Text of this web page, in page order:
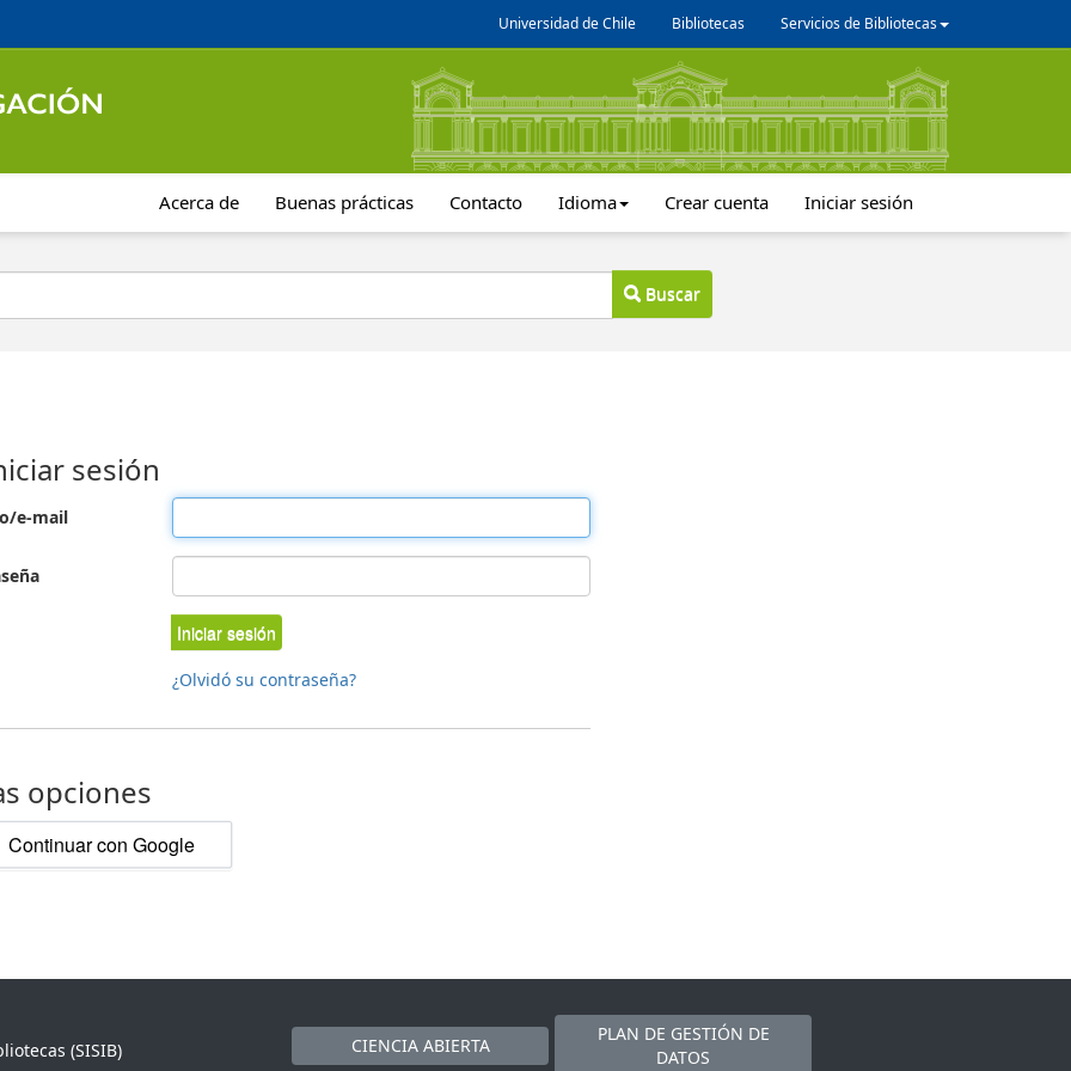
Universidad de Chile Bibliotecas Servicios de Bibliotecas
Acerca de Buenas prácticas Contacto Idioma Crear cuenta Iniciar sesión
Buscar
sesión
e-mail
Iniciar sesión
¿Olvidó su contraseña?
opciones
Continuar con Google
(SISIB)
CIENCIA ABIERTA
PLAN DE GESTIÓN DE
DATOS